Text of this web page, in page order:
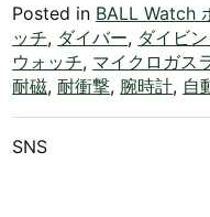
Posted in BALL Watch
ッチ, ダイバー, ダイビ
ウォッチ, マイクロガス
耐磁,耐衝撃, 腕時計, 自
SNS